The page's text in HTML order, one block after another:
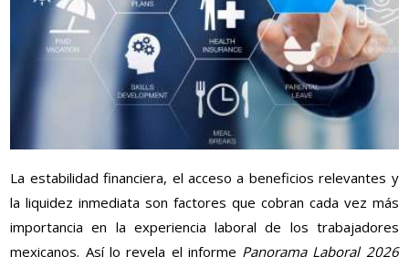
La estabilidad financiera, el acceso a beneficios relevantes y
la liquidez inmediata son factores que cobran cada vez más
importancia en la experiencia laboral de los trabajadores
mexicanos. Así lo revela el informe Panorama Laboral 2026